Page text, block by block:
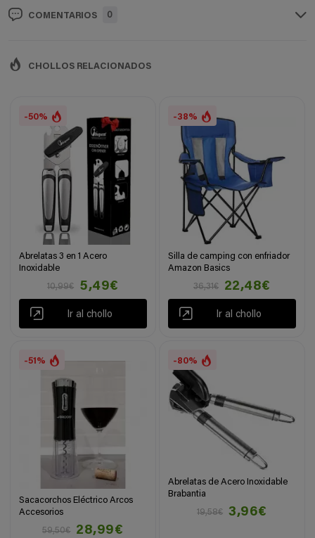
COMENTARIOS 0
CHOLLOS RELACIONADOS
-50%
Abrelatas 3 en 1 Acero
Inoxidable
10,99€
5,49€
Ir al chollo
-38%
Silla de camping con enfriador
Amazon Basics
36,31€
22,48€
Ir al chollo
-51%
Sacacorchos Eléctrico Arcos
Accesorios
59,50€
28,99€
-80%
Abrelatas de Acero Inoxidable
Brabantia
19,58€
3,96€